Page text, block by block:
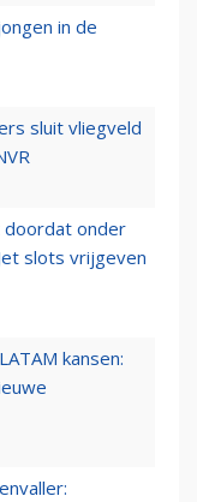
in de
sluit vliegveld
onder
slots vrijgeven
kansen: